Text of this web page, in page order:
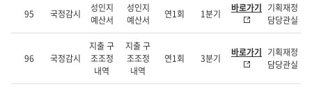
95 국정감시
성인지
예산서
성인지
예산서
연1회 1분기 바로가기 기획재정
담당관실
96 국정감시
지출 구
조조정
내역
지출 구
조조정
내역
연1회 3분기 바로가기 기획재정
담당관실